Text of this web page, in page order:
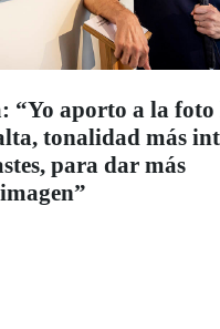
“Yo aporto a la foto
tonalidad más
para dar más